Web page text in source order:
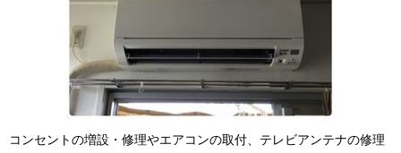
コンセントの増設・修理やエアコンの取付、テレビアンテナの修理